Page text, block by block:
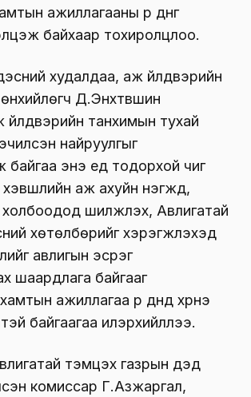
ажиллагааны үр дүнг
байхаар тохиролцлоо.
худалдаа, аж үйлдвэрийн
Д.Энхтүвшин
танхимын тухай
найруулгыг
байгаа энэ үед тодорхой чиг
хэвшлийн аж ахуйн нэгжүүд,
шилжүүлэх, Авлигатай
хөтөлбөрийг хэрэгжүүлэхэд
авлигын эсрэг
шаардлага байгааг
ажиллагаа үр дүнд хүрнэ
байгаагаа илэрхийллээ.
тэмцэх газрын дэд
комиссар Г.Азжаргал,